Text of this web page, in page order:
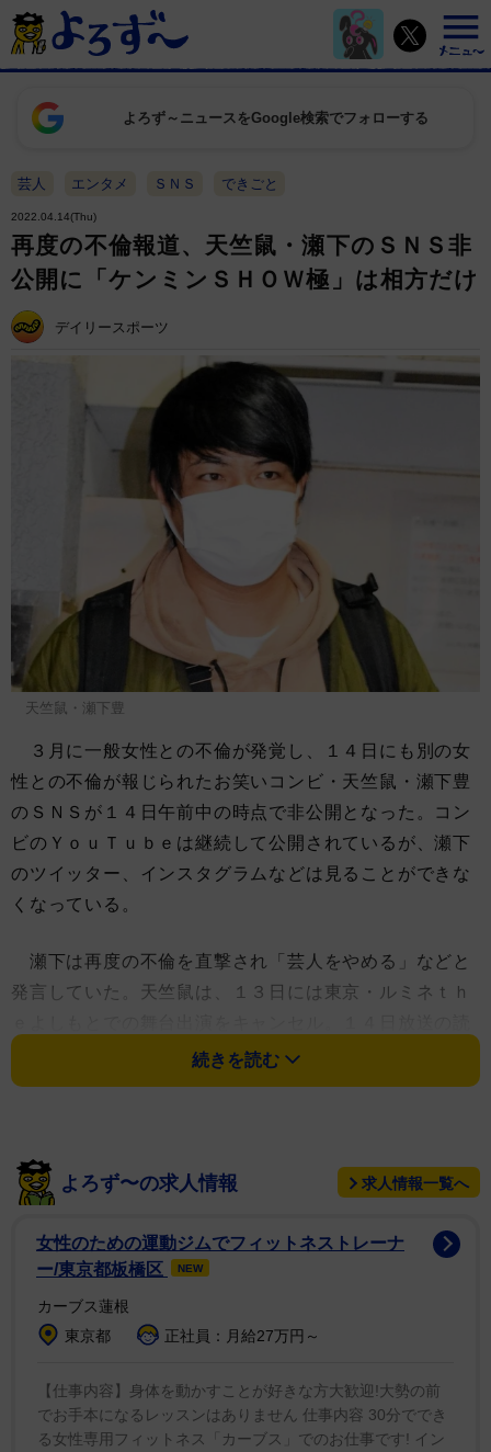
よろず～ニュースをGoogle検索でフォローする
芸人 エンタメ ＳＮＳ できごと
2022.04.14(Thu)
再度の不倫報道、天竺鼠・瀬下のＳＮＳ非
公開に「ケンミンＳＨＯＷ極」は相方だけ
デイリースポーツ
天竺鼠・瀬下豊
３月に一般女性との不倫が発覚し、１４日にも別の女
性との不倫が報じられたお笑いコンビ・天竺鼠・瀬下豊
のＳＮＳが１４日午前中の時点で非公開となった。コン
ビのＹｏｕＴｕｂｅは継続して公開されているが、瀬下
のツイッター、インスタグラムなどは見ることができな
くなっている。
瀬下は再度の不倫を直撃され「芸人をやめる」などと
発言していた。天竺鼠は、１３日には東京・ルミネｔｈ
売テレビ・日本テレビ系「秘密のケンミンＳＨＯＷ極」
では２人の地元・鹿児島が特集されるが、公式ホームペ
続きを読む
よろず〜の求人情報 求人情報一覧へ
女性のための運動ジムでフィットネストレーナ
ー/東京都板橋区
NEW
カーブス蓮根
東京都
正社員：月給27万円～
【仕事内容】身体を動かすことが好きな方大歓迎!大勢の前
でお手本になるレッスンはありません 仕事内容 30分ででき
る女性専用フィットネス「カーブス」でのお仕事です! イン